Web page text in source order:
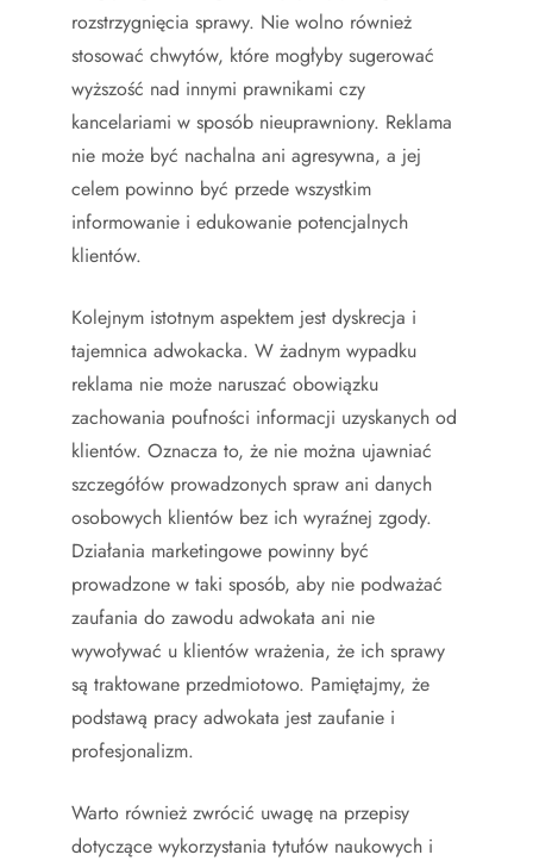
rozstrzygnięcia sprawy. Nie wolno również
stosować chwytów, które mogłyby sugerować
wyższość nad innymi prawnikami czy
kancelariami w sposób nieuprawniony. Reklama
nie może być nachalna ani agresywna, a jej
celem powinno być przede wszystkim
informowanie i edukowanie potencjalnych
klientów.
Kolejnym istotnym aspektem jest dyskrecja i
tajemnica adwokacka. W żadnym wypadku
reklama nie może naruszać obowiązku
zachowania poufności informacji uzyskanych od
klientów. Oznacza to, że nie można ujawniać
szczegółów prowadzonych spraw ani danych
osobowych klientów bez ich wyraźnej zgody.
Działania marketingowe powinny być
prowadzone w taki sposób, aby nie podważać
zaufania do zawodu adwokata ani nie
wywoływać u klientów wrażenia, że ich sprawy
są traktowane przedmiotowo. Pamiętajmy, że
podstawą pracy adwokata jest zaufanie i
profesjonalizm.
Warto również zwrócić uwagę na przepisy
dotyczące wykorzystania tytułów naukowych i